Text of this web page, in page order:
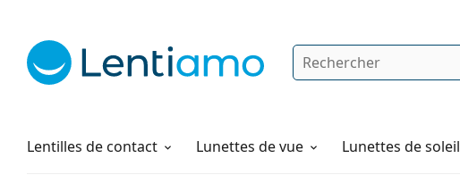
Rechercher
Lentilles de contact
Solutions Lunettes de vue Lunettes de soleil
Comment commander